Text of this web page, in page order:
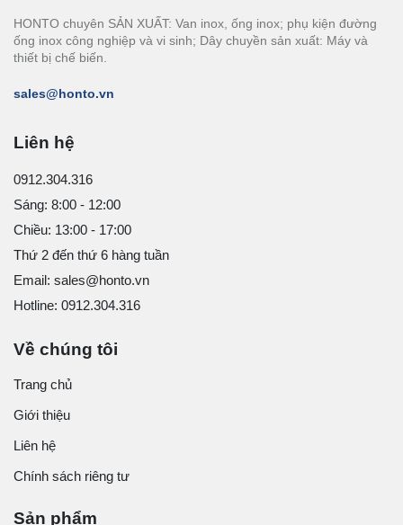
HONTO chuyên SẢN XUẤT: Van inox, ống inox; phụ kiện đường
ống inox công nghiệp và vi sinh; Dây chuyền sản xuất: Máy và
thiết bị chế biến.
sales@honto.vn
Liên hệ
0912.304.316
Sáng: 8:00 - 12:00
Chiều: 13:00 - 17:00
Thứ 2 đến thứ 6 hàng tuần
Email: sales@honto.vn
Hotline: 0912.304.316
Về chúng tôi
Trang chủ
Giới thiệu
Liên hệ
Chính sách riêng tư
Sản phẩm